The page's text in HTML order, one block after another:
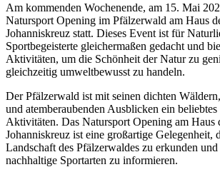
Am kommenden Wochenende, am 15. Mai
Natursport Opening im Pfälzerwald am Haus
Johanniskreuz statt. Dieses Event ist für
Sportbegeisterte gleichermaßen gedacht und
Aktivitäten, um die Schönheit der Natur zu
gleichzeitig umweltbewusst zu handeln.
Der Pfälzerwald ist mit seinen dichten
und atemberaubenden Ausblicken ein
Aktivitäten. Das Natursport Opening am Haus
Johanniskreuz ist eine großartige Gelegenheit,
Landschaft des Pfälzerwaldes zu erkunden
nachhaltige Sportarten zu informieren.